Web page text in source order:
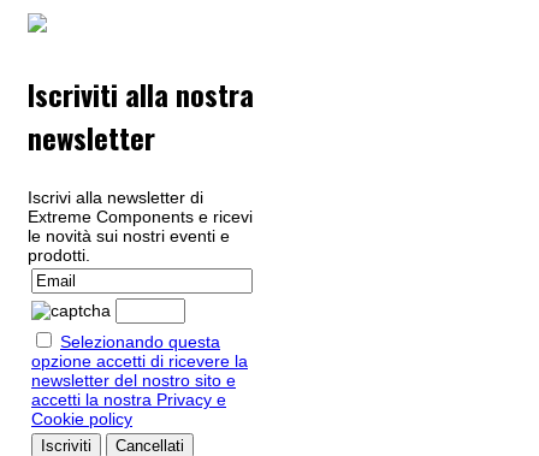
Iscriviti alla nostra
newsletter
Iscrivi alla newsletter di
Extreme Components e ricevi
le novità sui nostri eventi e
prodotti.
Selezionando questa
opzione accetti di ricevere la
newsletter del nostro sito e
accetti la nostra Privacy e
Cookie policy